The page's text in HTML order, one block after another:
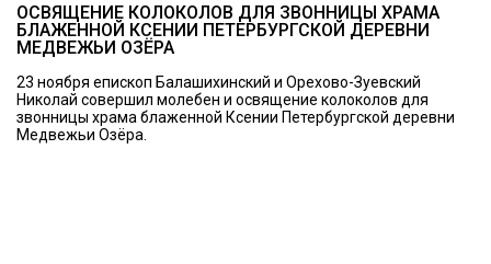
ОСВЯЩЕНИЕ КОЛОКОЛОВ ДЛЯ ЗВОННИЦЫ ХРАМА
БЛАЖЕННОЙ КСЕНИИ ПЕТЕРБУРГСКОЙ ДЕРЕВНИ
МЕДВЕЖЬИ ОЗЁРА
23 ноября епископ Балашихинский и Орехово-Зуевский
Николай совершил молебен и освящение колоколов для
звонницы храма блаженной Ксении Петербургской деревни
Медвежьи Озёра.